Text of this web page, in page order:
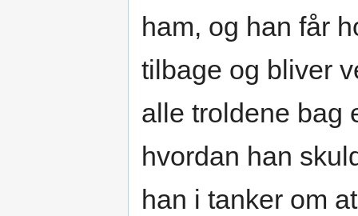
ham, og han får
tilbage og bliver
alle troldene bag
hvordan han
han i tanker om